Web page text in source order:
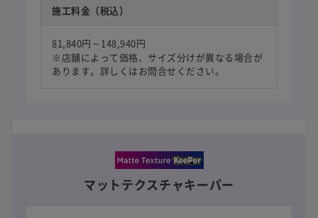
施工料金（税込）
81,840円～148,940円
※店舗によって価格、サイズ分けが異なる場合が
あります。詳しくはお問合せください。
マットテクスチャキーパー